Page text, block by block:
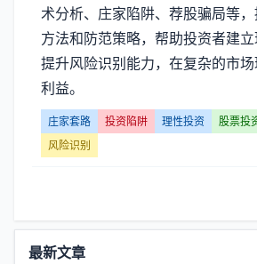
家
套
路】
文
列
术分析、庄家陷阱、荐股骗局等
方法和防范策略，帮助投资者建立
提升风险识别能力，在复杂的市
利益。
庄家套路 投资陷阱 理性投资
股票投
风险识别
功
最新文章